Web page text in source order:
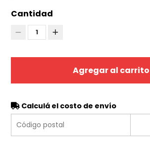
Cantidad
1
Agregar al carrito
Calculá el costo de envío